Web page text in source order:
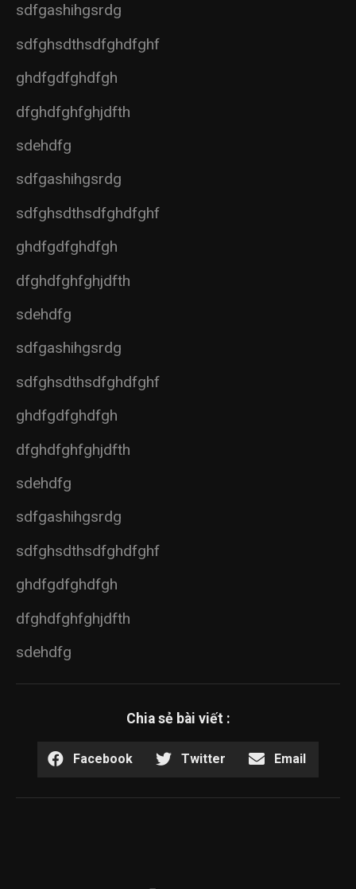
sdfgashihgsrdg
sdfghsdthsdfghdfghf
ghdfgdfghdfgh
dfghdfghfghjdfth
sdehdfg
sdfgashihgsrdg
sdfghsdthsdfghdfghf
ghdfgdfghdfgh
dfghdfghfghjdfth
sdehdfg
sdfgashihgsrdg
sdfghsdthsdfghdfghf
ghdfgdfghdfgh
dfghdfghfghjdfth
sdehdfg
sdfgashihgsrdg
sdfghsdthsdfghdfghf
ghdfgdfghdfgh
dfghdfghfghjdfth
sdehdfg
Chia sẻ bài viết :
Facebook Twitter Email